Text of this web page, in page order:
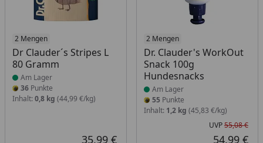
2 Mengen
Dr Clauder´s Stripes L
80 Gramm
Produkt am Lager
Am Lager
36 Punkte
Inhalt: 0,8 kg (44,99 €/kg)
35,99 €
2 Mengen
Dr. Clauder's WorkOut
Snack 100g
Hundesnacks
Produkt am Lager
Am Lager
55 Punkte
Inhalt: 1,2 kg (45,83 €/kg)
UVP55,08 €
54,99 €